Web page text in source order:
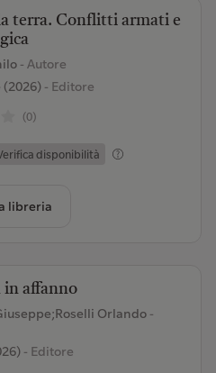
terra. Conflitti armati e
- Autore
(2026)- Editore
(0)
disponibilità
libreria
in affanno
Orlando -
- Editore